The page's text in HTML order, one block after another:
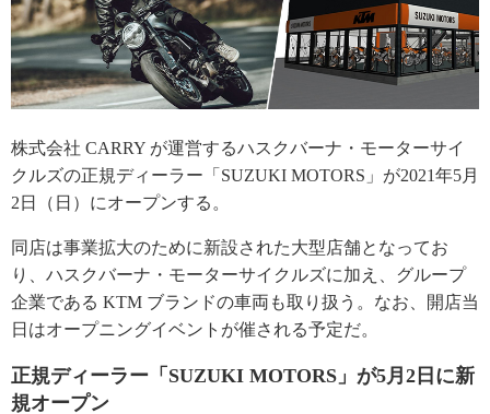
株式会社 CARRY が運営するハスクバーナ・モーターサイ
クルズの正規ディーラー「SUZUKI MOTORS」が2021年5月
2日（日）にオープンする。
同店は事業拡大のために新設された大型店舗となってお
り、ハスクバーナ・モーターサイクルズに加え、グループ
企業である KTM ブランドの車両も取り扱う。なお、開店当
日はオープニングイベントが催される予定だ。
正規ディーラー「SUZUKI MOTORS」が5月2日に新
規オープン